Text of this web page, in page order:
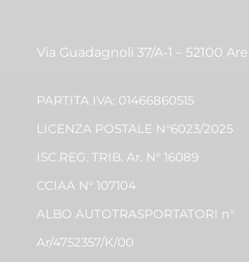
Via Guadagnoli 37/A-1 – 52100
PARTITA IVA: 01466860515
LICENZA POSTALE N°6023/2025
ISC.REG. TRIB. Ar. N° 16089
CCIAA N° 107104
ALBO AUTOTRASPORTATORI n°
Ar/4752357/K/00